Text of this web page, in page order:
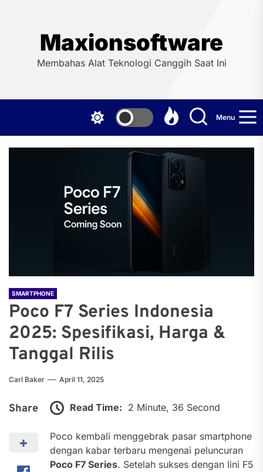
Maxionsoftware
Membahas Alat Teknologi Canggih Saat Ini
Menu
SMARTPHONE
Poco F7 Series Indonesia
2025: Spesifikasi, Harga &
Tanggal Rilis
Carl Baker April 11, 2025
Share Read Time: 2 Minute, 36 Second
Poco kembali menggebrak pasar smartphone
dengan kabar terbaru mengenai peluncuran
Poco F7 Series. Setelah sukses dengan lini F5